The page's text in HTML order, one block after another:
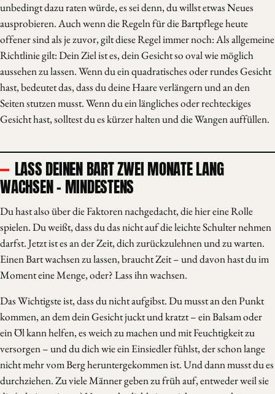
unbedingt dazu raten würde, es sei denn, du willst etwas Neues
ausprobieren. Auch wenn die Regeln für die Bartpflege heute
offener sind als je zuvor, gilt diese Regel immer noch: Als allgemeine
Richtlinie gilt: Dein Ziel ist es, dein Gesicht so oval wie möglich
aussehen zu lassen. Wenn du ein quadratisches oder rundes Gesicht
hast, bedeutet das, dass du deine Haare verlängern und an den
Seiten stutzen musst. Wenn du ein längliches oder rechteckiges
Gesicht hast, solltest du es kürzer halten und die Wangen auffüllen.
LASS DEINEN BART ZWEI MONATE LANG
WACHSEN – MINDESTENS
Du hast also über die Faktoren nachgedacht, die hier eine Rolle
spielen. Du weißt, dass du das nicht auf die leichte Schulter nehmen
darfst. Jetzt ist es an der Zeit, dich zurückzulehnen und zu warten.
Einen Bart wachsen zu lassen, braucht Zeit – und davon hast du im
Moment eine Menge, oder? Lass ihn wachsen.
Das Wichtigste ist, dass du nicht aufgibst. Du musst an den Punkt
kommen, an dem dein Gesicht juckt und kratzt – ein Balsam oder
ein Öl kann helfen, es weich zu machen und mit Feuchtigkeit zu
versorgen – und du dich wie ein Einsiedler fühlst, der schon lange
nicht mehr vom Berg heruntergekommen ist. Und dann musst du es
durchziehen. Zu viele Männer geben zu früh auf, entweder weil sie